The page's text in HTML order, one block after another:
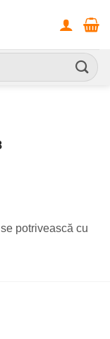
potrivească cu